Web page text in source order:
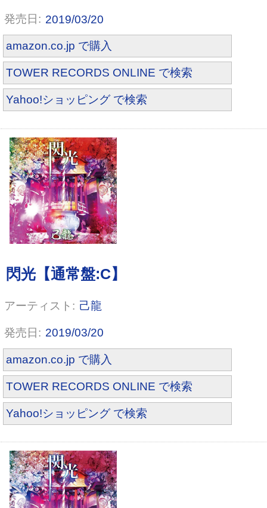
2019/03/20
amazon.co.jp で購入
TOWER RECORDS ONLINE で検索
Yahoo!ショッピング で検索
己龍
2019/03/20
amazon.co.jp で購入
TOWER RECORDS ONLINE で検索
Yahoo!ショッピング で検索
閃光【通常盤：D】